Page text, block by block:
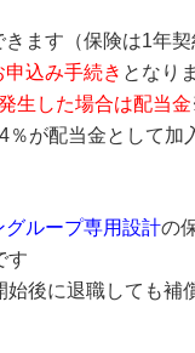
きます（保険は1年
込み手続き となり
生した場合は配当金
が配当金として加
グループ専用設計の
す
始後に退職しても補